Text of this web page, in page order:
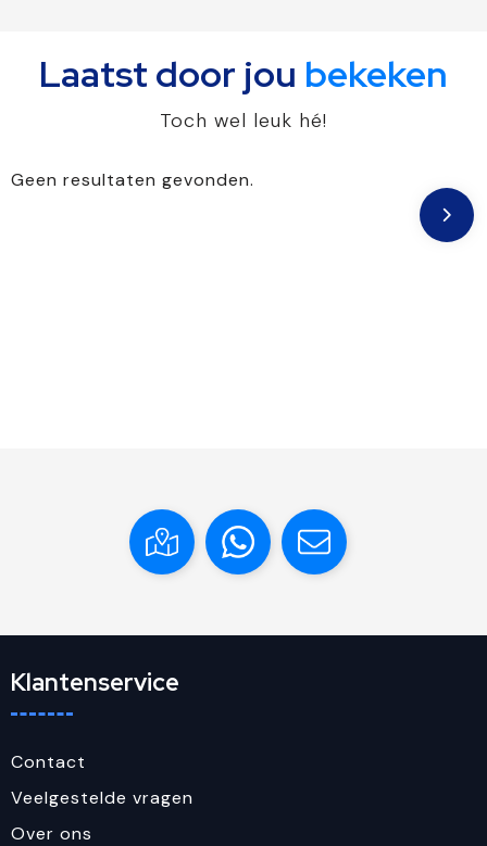
Laatst door jou bekeken
Toch wel leuk hé!
Geen resultaten gevonden.
Klantenservice
Contact
Veelgestelde vragen
Over ons